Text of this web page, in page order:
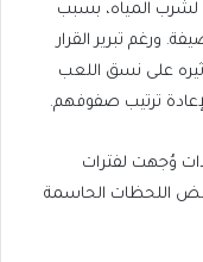
المياه، بسبب
ورغم تبرير القرار
على نسق اللعب
ترتيب صفوفهم.
وُجهت لفترات
بعض اللحظات الحاسمة